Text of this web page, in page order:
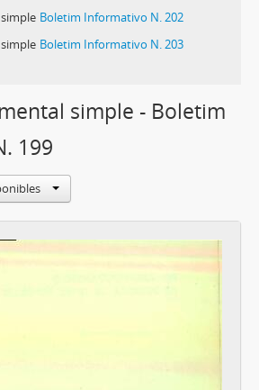
Boletim Informativo N. 202
Boletim Informativo N. 203
simple - Boletim
199